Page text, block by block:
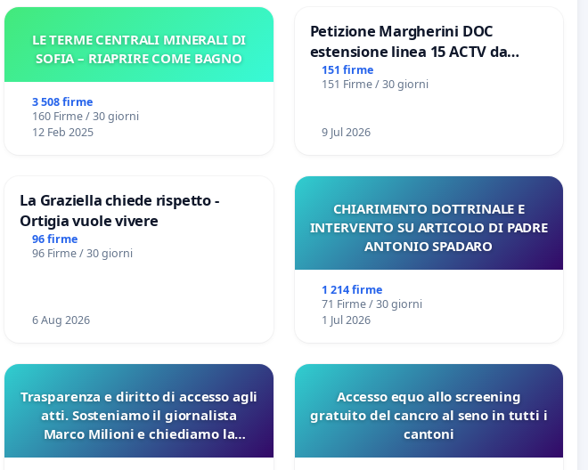
LE TERME CENTRALI MINERALI DI
SOFIA – RIAPRIRE COME BAGNO
3 508 firme
160 Firme / 30 giorni
12 Feb 2025
Petizione Margherini DOC
estensione linea 15 ACTV da
Marghera P.zza S. Antonio
all'aeroporto Marco Polo tariffa a
151 firme
151 Firme / 30 giorni
9 Jul 2026
La Graziella chiede rispetto -
Ortigia vuole vivere
96 firme
96 Firme / 30 giorni
6 Aug 2026
CHIARIMENTO DOTTRINALE E
INTERVENTO SU ARTICOLO DI PADRE
ANTONIO SPADARO
1 214 firme
71 Firme / 30 giorni
1 Jul 2026
Trasparenza e diritto di accesso agli
atti. Sosteniamo il giornalista
Marco Milioni e chiediamo la
Accesso equo allo screening
gratuito del cancro al seno in tutti i
cantoni